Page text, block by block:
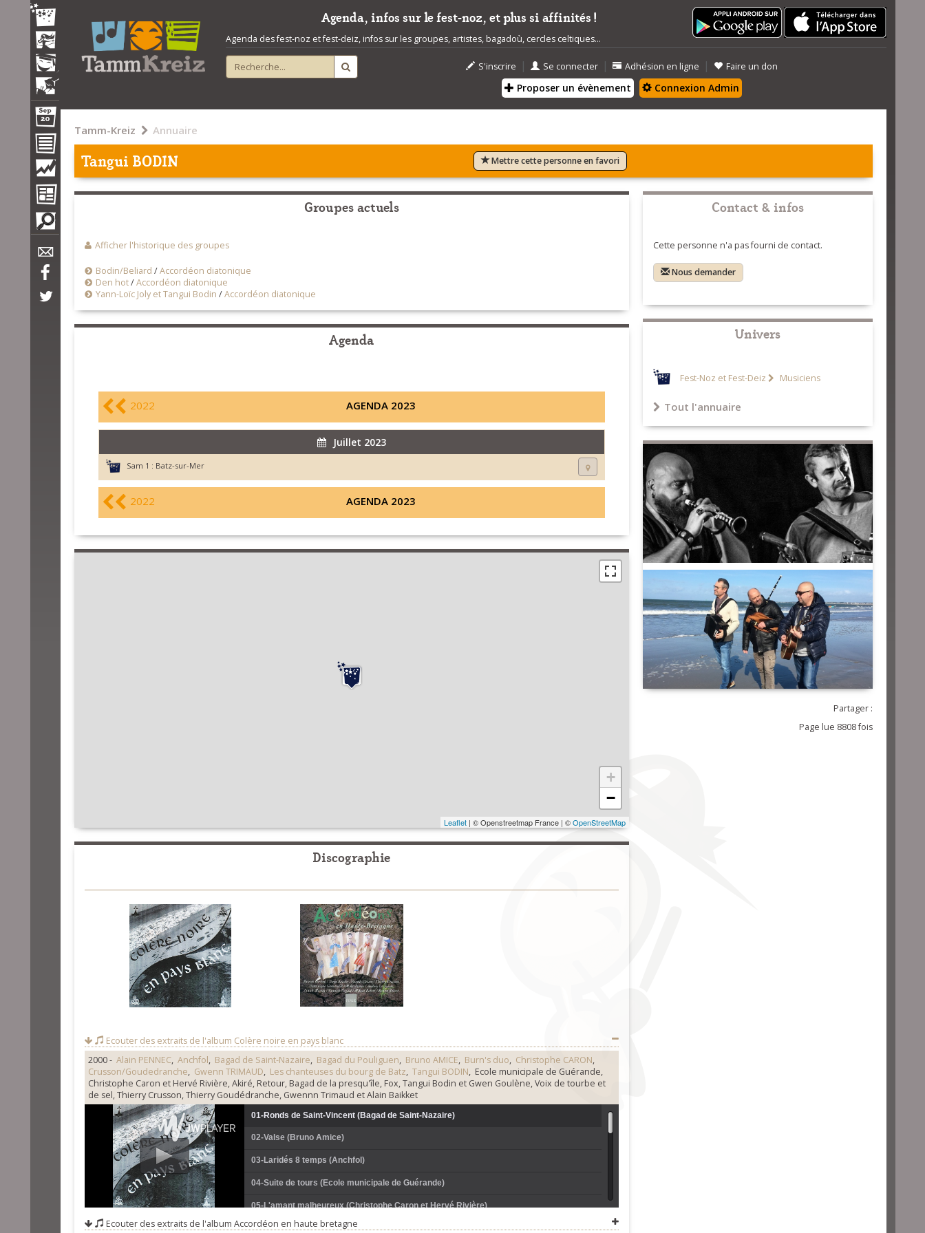
Agenda, infos sur le fest-noz, et plus si affinités !
Agenda des fest-noz et fest-deiz, infos sur les groupes, artistes, bagadoù, cercles celtiques...
S'inscrire | Se connecter | Adhésion en ligne | Faire un don
Proposer un évènement Connexion Admin
Tamm-Kreiz Annuaire
Tangui BODIN Mettre cette personne en favori
Groupes actuels
Afficher l'historique des groupes
Bodin/Beliard /Accordéon diatonique
Den hot/Accordéon diatonique
Yann-Loïc Joly et Tangui Bodin /Accordéon diatonique
Agenda
2022 AGENDA 2023
Juillet 2023
Sam 1 : Batz-sur-Mer
2022 AGENDA 2023
+
−
Leaflet| © Openstreetmap France | ©OpenStreetMap
Discographie
Ecouter des extraits de l'album Colère noire en pays blanc
2000 - Alain PENNEC, Anchfol, Bagad de Saint-Nazaire, Bagad du Pouliguen, Bruno AMICE, Burn's duo, Christophe CARON,
Crusson/Goudedranche, Gwenn TRIMAUD, Les chanteuses du bourg de Batz, Tangui BODIN, Ecole municipale de Guérande,
Christophe Caron et Hervé Rivière, Akiré, Retour, Bagad de la presqu'île, Fox, Tangui Bodin et Gwen Goulène, Voix de tourbe et
de sel, Thierry Crusson, Thierry Goudédranche, Gwennn Trimaud et Alain Baikket
01-Ronds de Saint-Vincent (Bagad de Saint-Nazaire)
02-Valse (Bruno Amice)
03-Laridés 8 temps (Anchfol)
04-Suite de tours (Ecole municipale de Guérande)
05-L'amant malheureux (Christophe Caron et Hervé Rivière)
06-Rond paludier (Les chanteuses du bourg de Batz)
Ecouter des extraits de l'album Accordéon en haute bretagne
Contact & infos
Cette personne n'a pas fourni de contact.
Nous demander
Univers
Fest-Noz et Fest-Deiz Musiciens
Tout l'annuaire
Partager :
Page lue 8808 fois